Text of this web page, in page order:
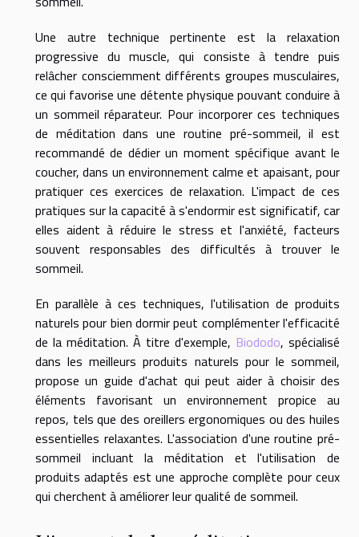
Une autre technique pertinente est la relaxation
progressive du muscle, qui consiste à tendre puis
relâcher consciemment différents groupes musculaires,
ce qui favorise une détente physique pouvant conduire à
un sommeil réparateur. Pour incorporer ces techniques
de méditation dans une routine pré-sommeil, il est
recommandé de dédier un moment spécifique avant le
coucher, dans un environnement calme et apaisant, pour
pratiquer ces exercices de relaxation. L'impact de ces
pratiques sur la capacité à s'endormir est significatif, car
elles aident à réduire le stress et l'anxiété, facteurs
souvent responsables des difficultés à trouver le
sommeil.
En parallèle à ces techniques, l'utilisation de produits
naturels pour bien dormir peut complémenter l'efficacité
de la méditation. À titre d'exemple, Biododo, spécialisé
dans les meilleurs produits naturels pour le sommeil,
propose un guide d'achat qui peut aider à choisir des
éléments favorisant un environnement propice au
repos, tels que des oreillers ergonomiques ou des huiles
essentielles relaxantes. L'association d'une routine pré-
sommeil incluant la méditation et l'utilisation de
produits adaptés est une approche complète pour ceux
qui cherchent à améliorer leur qualité de sommeil.